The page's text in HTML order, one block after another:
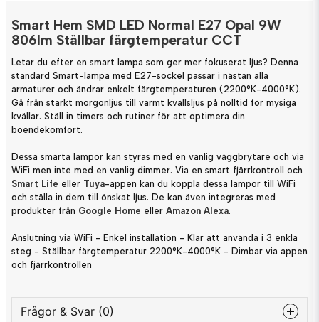
Smart Hem SMD LED Normal E27 Opal 9W
806lm Ställbar färgtemperatur CCT
Letar du efter en smart lampa som ger mer fokuserat ljus? Denna
standard Smart-lampa med E27-sockel passar i nästan alla
armaturer och ändrar enkelt färgtemperaturen (2200°K-4000°K).
Gå från starkt morgonljus till varmt kvällsljus på nolltid för mysiga
kvällar. Ställ in timers och rutiner för att optimera din
boendekomfort.
Dessa smarta lampor kan styras med en vanlig väggbrytare och via
WiFi men inte med en vanlig dimmer. Via en smart fjärrkontroll och
Smart Life eller Tuya-appen kan du koppla dessa lampor till WiFi
och ställa in dem till önskat ljus. De kan även integreras med
produkter från Google Home eller Amazon Alexa.
Anslutning via WiFi - Enkel installation - Klar att använda i 3 enkla
steg - Ställbar färgtemperatur 2200°K-4000°K - Dimbar via appen
och fjärrkontrollen
Frågor & Svar (0)